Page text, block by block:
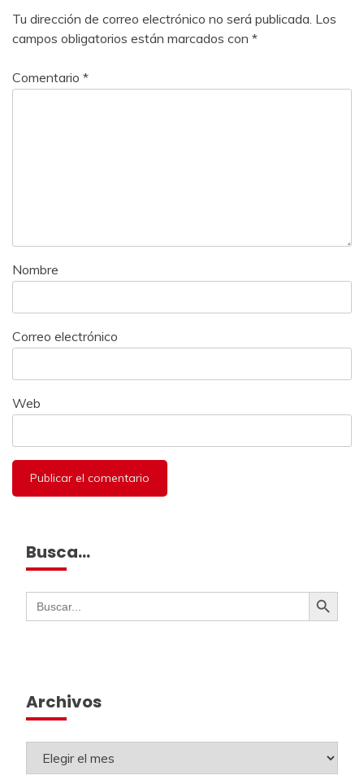
Tu dirección de correo electrónico no será publicada. Los
campos obligatorios están marcados con *
Comentario *
Nombre
Correo electrónico
Web
Busca…
Buscar: Botón de búsqueda
Archivos